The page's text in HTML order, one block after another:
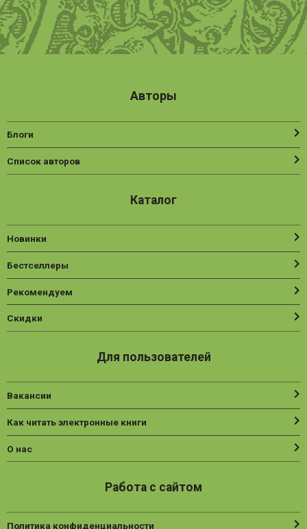
Авторы
Блоги
Список авторов
Каталог
Новинки
Бестселлеры
Рекомендуем
Скидки
Для пользователей
Вакансии
Как читать электронные книги
О нас
Работа с сайтом
Политика конфиденциальности